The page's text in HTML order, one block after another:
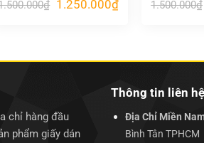
₫ Giá
1.250.000₫Giá
hiện
1.500.000₫
chỉ hàng đầu
phẩm giấy dán
Thông tin liên hệ
Địa Chỉ Miền
Bình Tân TPHCM